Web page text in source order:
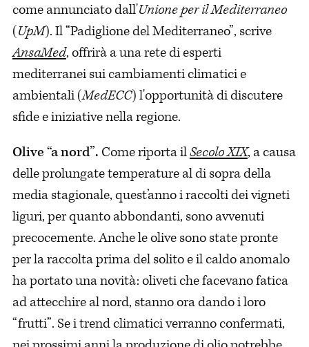
come annunciato dall'Unione per il Mediterraneo
(UpM). Il “Padiglione del Mediterraneo”, scrive
AnsaMed, offrirà a una rete di esperti
mediterranei sui cambiamenti climatici e
ambientali (MedECC) l'opportunità di discutere
sfide e iniziative nella regione.
Olive “a nord”. Come riporta ilSecolo XIX, a causa
delle prolungate temperature al di sopra della
media stagionale, quest’anno i raccolti dei vigneti
liguri, per quanto abbondanti, sono avvenuti
precocemente. Anche le olive sono state pronte
per la raccolta prima del solito e il caldo anomalo
ha portato una novità: oliveti che facevano fatica
ad attecchire al nord, stanno ora dando i loro
“frutti”. Se i trend climatici verranno confermati,